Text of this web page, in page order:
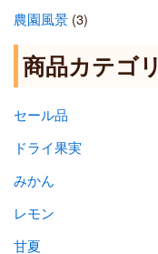
農園風景(3)
商品カテゴリ
セール品
ドライ果実
みかん
レモン
甘夏